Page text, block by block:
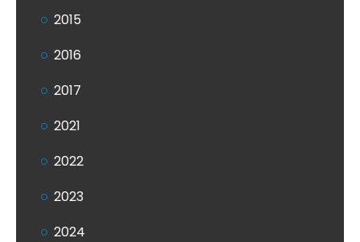
2015
2016
2017
2021
2022
2023
2024